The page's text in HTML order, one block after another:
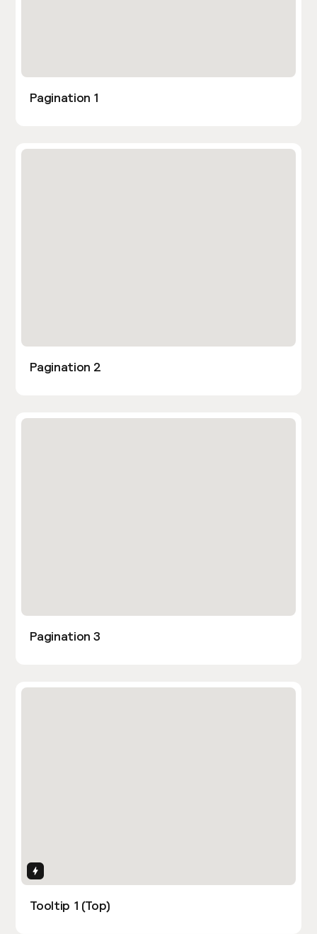
Pagination 1
Pagination 2
Pagination 3
Tooltip 1 (Top)